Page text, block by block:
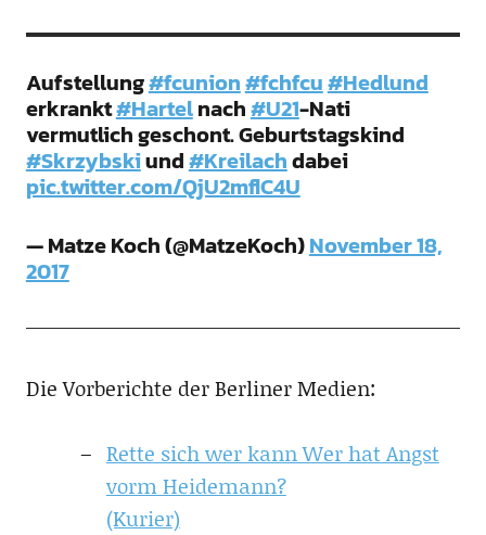
Aufstellung#fcunion#fchfcu#Hedlund
erkrankt#Hartelnach#U21-Nati
vermutlich geschont. Geburtstagskind
#Skrzybskiund#Kreilachdabei
pic.twitter.com/QjU2mflC4U
— Matze Koch (@MatzeKoch)November 18,
2017
Die Vorberichte der Berliner Medien:
Rette sich wer kann Wer hat Angst
vorm Heidemann?
(Kurier)